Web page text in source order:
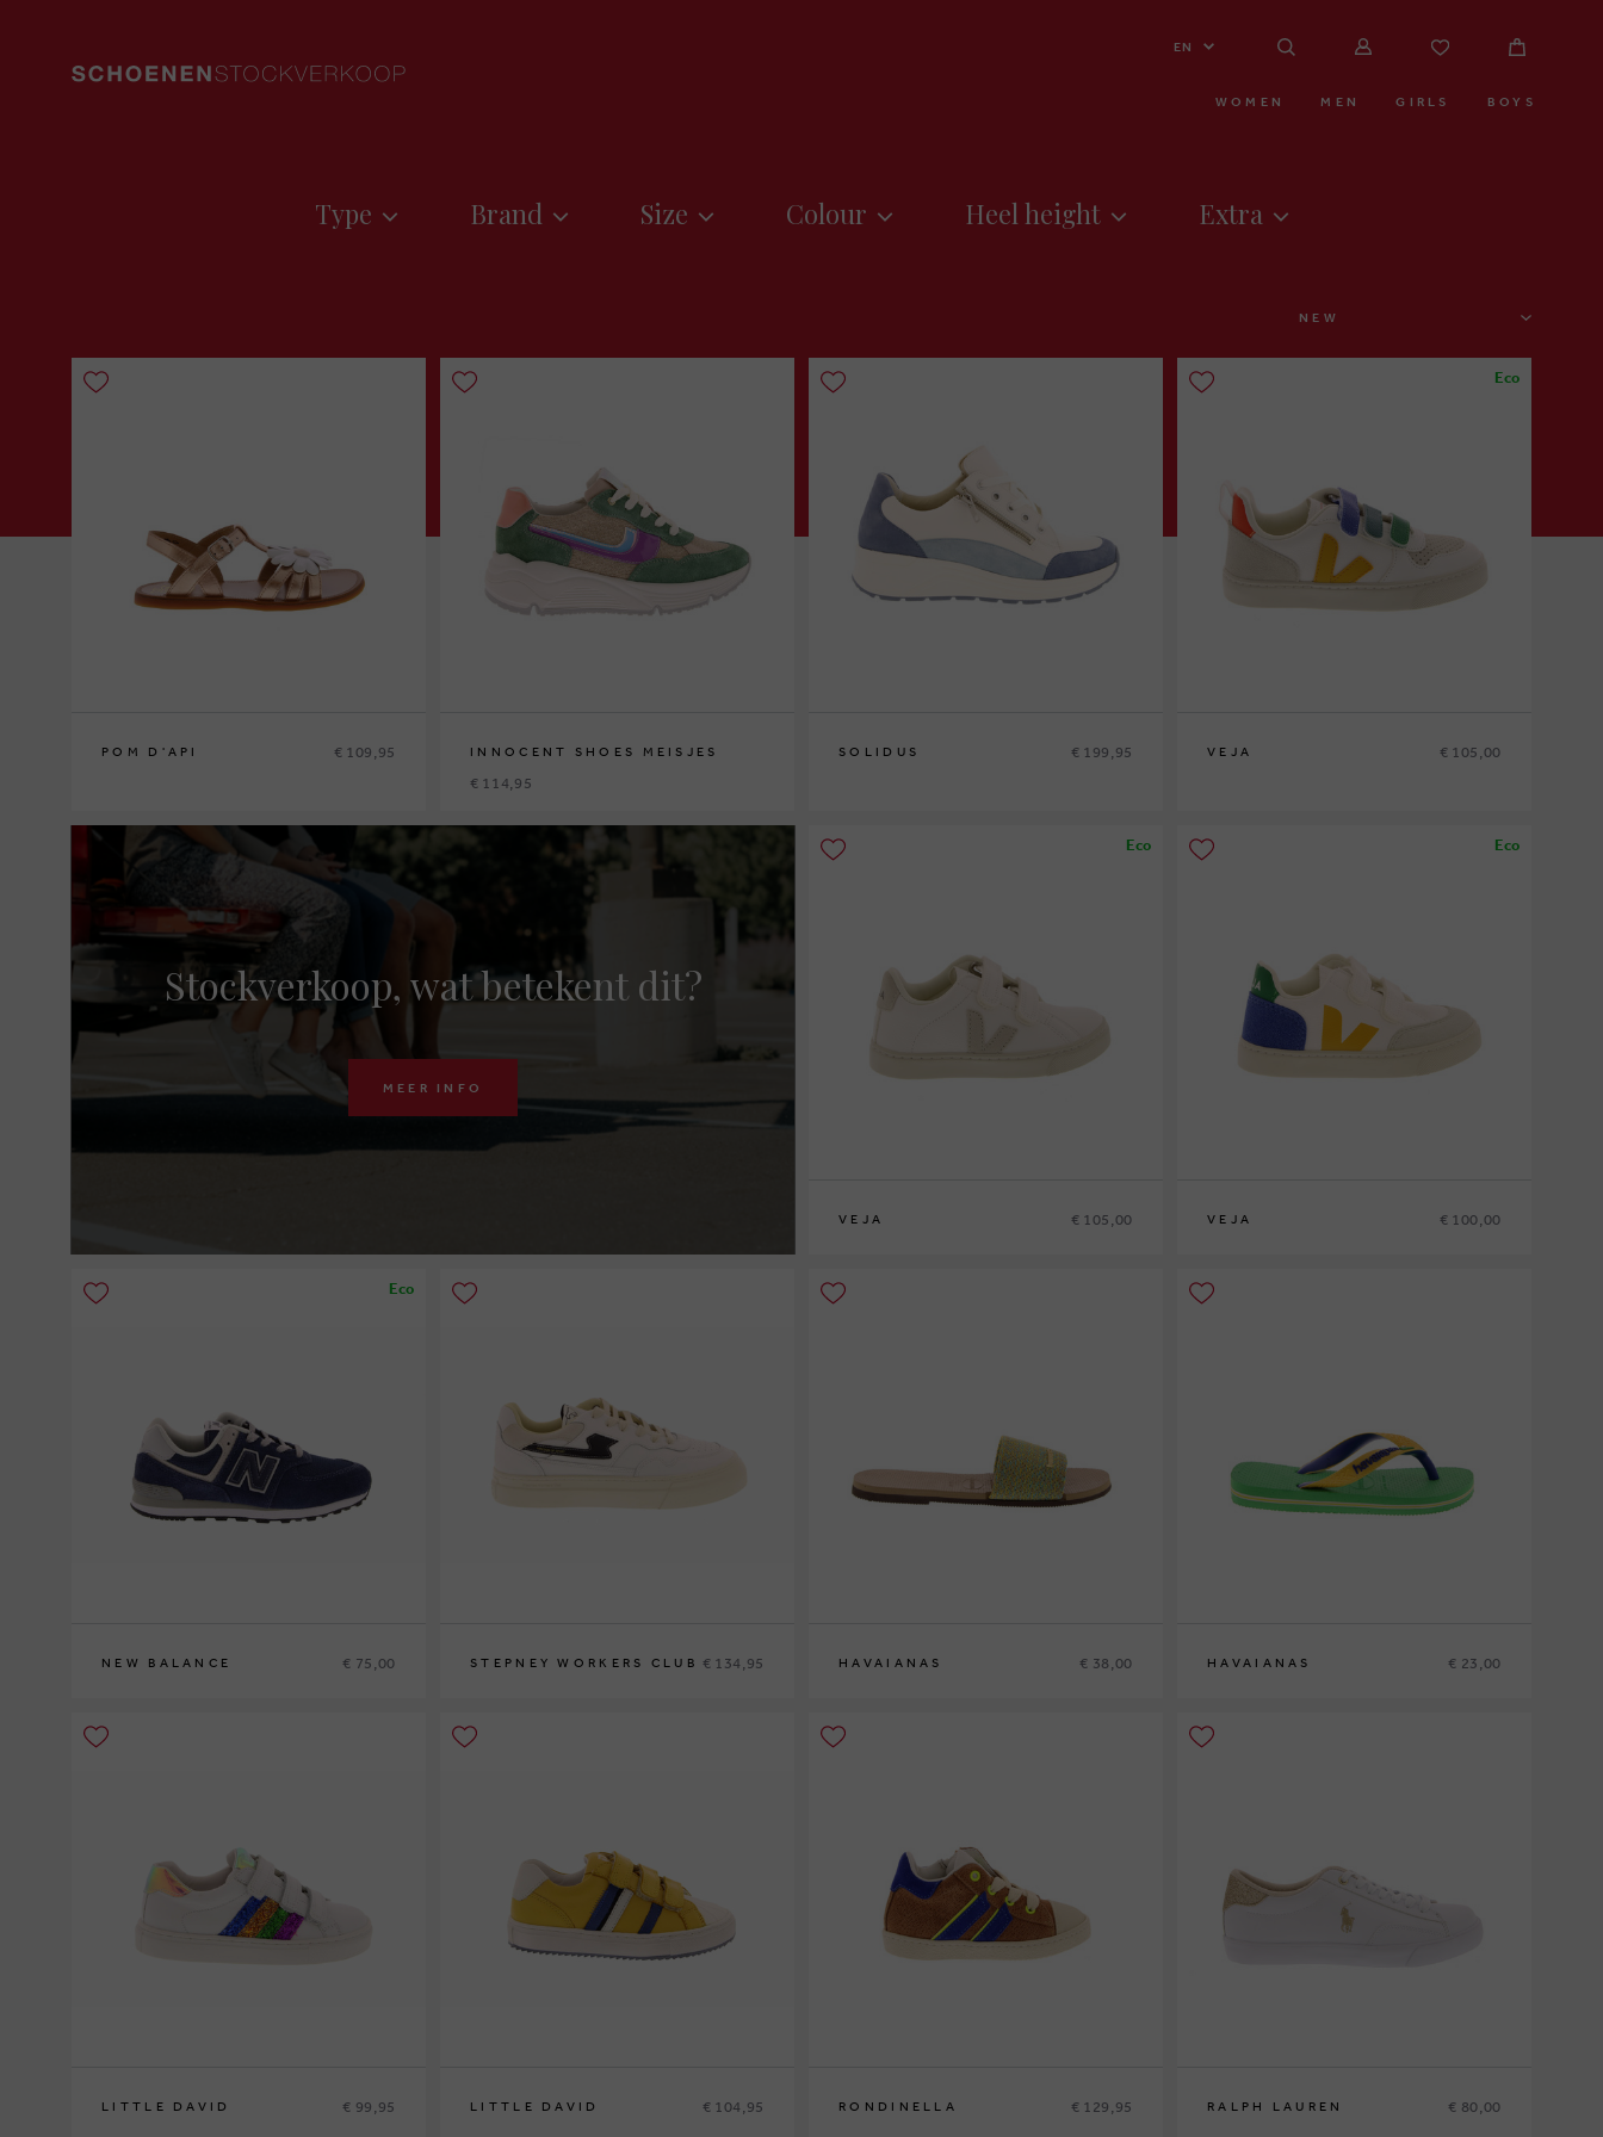
EN
WOMEN MEN GIRLS BOYS
Type Brand Size Colour Heel height Extra
POM D'API € 109,95 INNOCENT SHOES MEISJES
€ 114,95
SOLIDUS € 199,95
Eco
VEJA € 105,00
Stockverkoop, wat betekent dit?
MEER INFO
Eco
VEJA € 105,00
Eco
VEJA € 100,00
Eco
NEW BALANCE € 75,00 STEPNEY WORKERS CLUB € 134,95 HAVAIANAS € 38,00 HAVAIANAS € 23,00
LITTLE DAVID € 99,95 LITTLE DAVID € 104,95 RONDINELLA € 129,95 RALPH LAUREN € 80,00